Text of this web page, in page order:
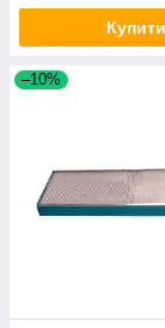
Купити
–10%